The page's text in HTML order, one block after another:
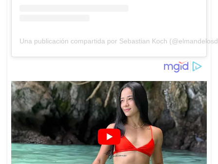
Una publicación compartida por Sebastian Koch